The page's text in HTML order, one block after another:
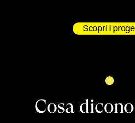
Scopri i
Cosa